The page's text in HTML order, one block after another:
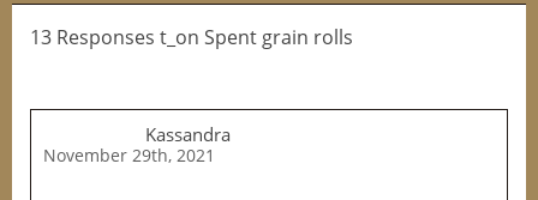
13 Responses t_on Spent grain rolls
Kassandra
November 29th, 2021